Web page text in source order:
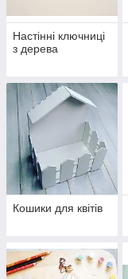
Настінні ключниці
з дерева
Кошики для квітів